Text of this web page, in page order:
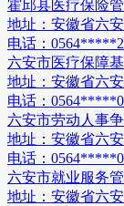
霍邱县医疗保险
地址： 安徽省六
电话：
六安市医疗保障
地址： 安徽省六
电话：
六安市劳动人事
地址： 安徽省六
电话：
六安市就业服务
地址： 安徽省六